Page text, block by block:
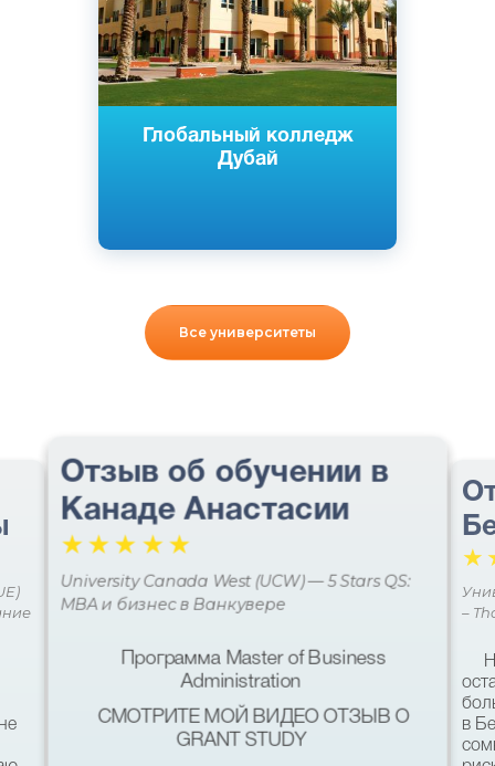
Глобальный колледж
Дубай
Все университеты
Отзыв об обучении в
Канаде Анастасии
☆☆☆ ☆☆
University Canada West (UCW) — 5 Stars QS:
MBA и бизнес в Ванкувере
Программа Master of Business
Administration
СМОТРИТЕ МОЙ ВИДЕО ОТЗЫВ О
GRANT STUDY
☆
–
в